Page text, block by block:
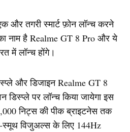
तगरी स्मार्ट फ़ोन लॉन्च करने
नाम है Realme GT 8 Pro और ये
में लॉन्च होंगे।
और डिजाइन Realme GT 8
पर लॉन्च किया जायेगा इस
निट्स की पीक ब्राइटनेस तक
विजुअल्स के लिए 144Hz